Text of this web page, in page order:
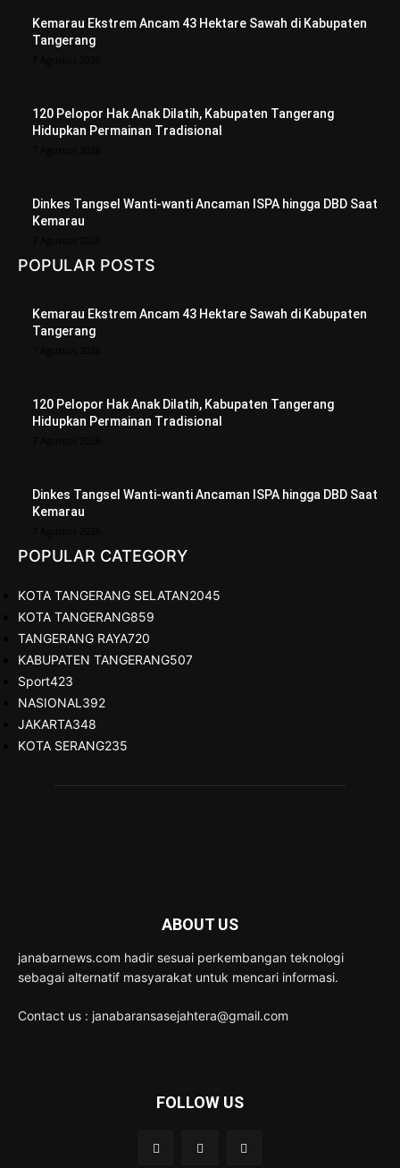
Kemarau Ekstrem Ancam 43 Hektare Sawah di Kabupaten
Tangerang
120 Pelopor Hak Anak Dilatih, Kabupaten Tangerang
Hidupkan Permainan Tradisional
Dinkes Tangsel Wanti-wanti Ancaman ISPA hingga DBD Saat
Kemarau
POPULAR POSTS
Kemarau Ekstrem Ancam 43 Hektare Sawah di Kabupaten
Tangerang
120 Pelopor Hak Anak Dilatih, Kabupaten Tangerang
Hidupkan Permainan Tradisional
Dinkes Tangsel Wanti-wanti Ancaman ISPA hingga DBD Saat
Kemarau
POPULAR CATEGORY
KOTA TANGERANG SELATAN2045
KOTA TANGERANG859
TANGERANG RAYA720
KABUPATEN TANGERANG507
Sport423
NASIONAL 392
JAKARTA348
KOTA SERANG235
ABOUT US
janabarnews.com hadir sesuai perkembangan teknologi
sebagai alternatif masyarakat untuk mencari informasi.
Contact us : janabaransasejahtera@gmail.com
FOLLOW US